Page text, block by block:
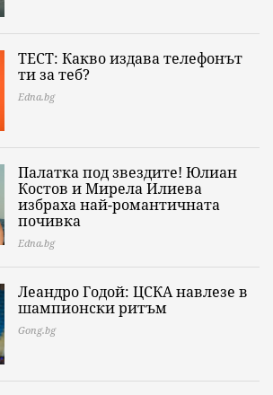
ТЕСТ: Какво издава телефонът
ти за теб?
Edna.bg
Палатка под звездите! Юлиан
Костов и Мирела Илиева
избраха най-романтичната
почивка
Edna.bg
Леандро Годой: ЦСКА навлезе в
шампионски ритъм
Gong.bg